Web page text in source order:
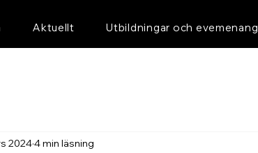
Aktuellt Utbildningar och evemenang
20244 min läsning